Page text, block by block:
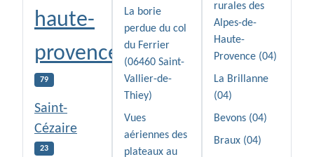
haute-
provence
79
Saint-
Cézaire
23
La borie
perdue du col
du Ferrier
(06460 Saint-
Vallier-de-
Thiey)
Vues
aériennes des
plateaux au
rurales des
Alpes-de-
Haute-
Provence (04)
La Brillanne
(04)
Bevons (04)
Braux (04)